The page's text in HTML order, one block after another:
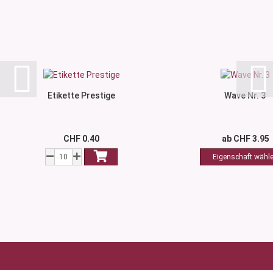
Etikette Prestige
CHF 0.40
Wave Nr. 3
ab CHF 3.95